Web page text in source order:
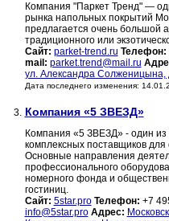
Компания "Паркет Тренд" —
рынка напольных покрытий
предлагается очень большой
традиционного или
Сайт: parket-trend.ru Телефон:
mail: parket.trend@mail.ru
ул. Александра Солженицына,
Дата последнего изменения:
3. Компания «5 ЗВЕЗД»
Компания «5 ЗВЕЗД» - один
комплексных поставщиков для
Основные направления
профессионального
номерного фонда и
гостиниц.
Сайт: 5star.pro Телефон: +7
info@5star.pro Адрес: